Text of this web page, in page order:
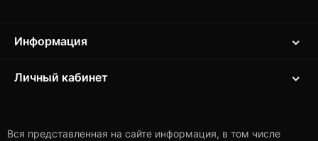
Информация
Личный кабинет
Вся представленная на сайте информация, в том числе